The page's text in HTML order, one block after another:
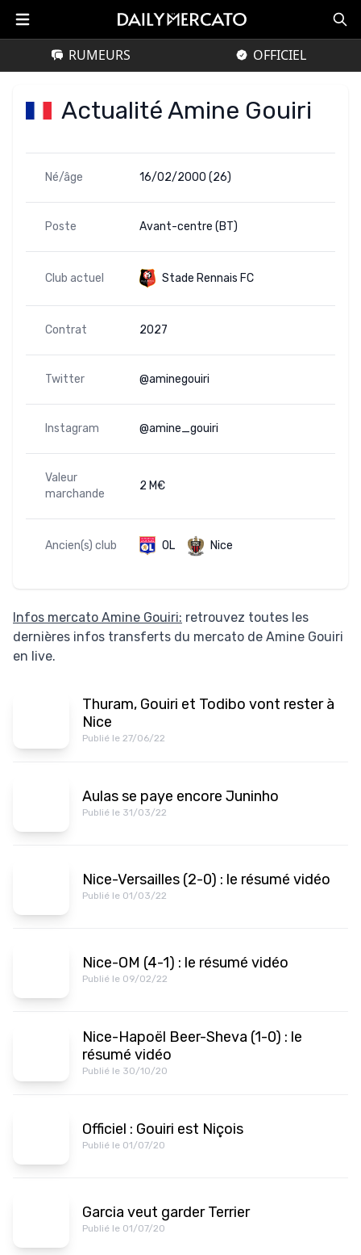
RUMEURS OFFICIEL
Actualité Amine Gouiri
Né/âge 16/02/2000 (26)
Poste Avant-centre (BT)
Club actuel Stade Rennais FC
Contrat 2027
Twitter @aminegouiri
Instagram @amine_gouiri
Valeur
marchande
2 M€
Ancien(s) club OL Nice
Infos mercato Amine Gouiri: retrouvez toutes les
dernières infos transferts du mercato de Amine Gouiri
en live.
Thuram, Gouiri et Todibo vont rester à
Nice
Publié le 27/06/22
Aulas se paye encore Juninho
Publié le 31/03/22
Nice-Versailles (2-0) : le résumé vidéo
Publié le 01/03/22
Nice-OM (4-1) : le résumé vidéo
Publié le 09/02/22
Nice-Hapoël Beer-Sheva (1-0) : le
résumé vidéo
Publié le 30/10/20
Officiel : Gouiri est Niçois
Publié le 01/07/20
Garcia veut garder Terrier
Publié le 01/07/20